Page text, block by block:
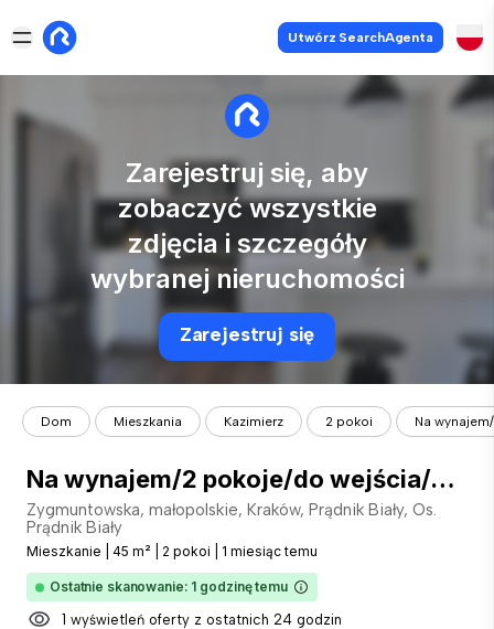
Utwórz SearchAgenta
Zarejestruj się, aby
zobaczyć wszystkie
zdjęcia i szczegóły
wybranej nieruchomości
Zarejestruj się
Dom Mieszkania Kazimierz 2 pokoi Na
Na wynajem/2 pokoje/do wejścia/Azory
Zygmuntowska, małopolskie, Kraków, Prądnik Biały, Os.
Prądnik Biały
Mieszkanie 45 m² 2 pokoi 1 miesiąc temu
Ostatnie skanowanie: 1 godzinę temu
1 wyświetleń oferty z ostatnich 24 godzin